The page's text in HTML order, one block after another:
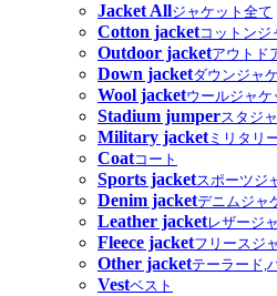
Jacket Allジャケット全て
Cotton jacketコットンジ
Outdoor jacketアウトド
Down jacketダウンジャ
Wool jacketウールジャケ
Stadium jumperスタジ
Military jacketミリタリ
Coatコート
Sports jacketスポーツジ
Denim jacketデニムジャ
Leather jacketレザージ
Fleece jacketフリースジ
Other jacketテーラード,
Vestベスト